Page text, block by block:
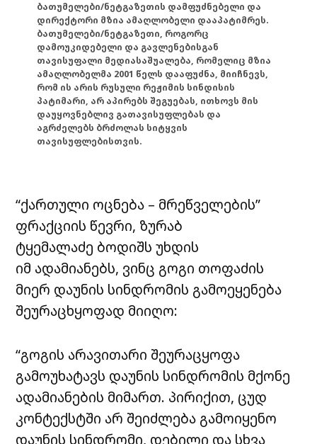
ბათუმელები/ნეტგაზეთის დამფუძნებელი და
დირექტორი მზია ამაღლობელი დააპატიმრეს.
ბათუმელები/ნეტგაზეთი, როგორც
დამოუკიდებელი და გავლენებისგან
თავისუფალი მედიასაშუალება, რომელიც მზია
ამაღლობელმა 2001 წელს დააფუძნა, მიიჩნევს,
რომ ის არის რუსული რეჟიმის სინდისის
პატიმარი, არ აპირებს შეგუებას, ითხოვს მის
დაუყოვნებლივ გათავისუფლებას და
აგრძელებს ბრძოლას სიტყვის
თავისუფლებისთვის.
“ქართული ოცნება – მრეწველების”
ფრაქციის წევრი, ზურაბ
ტყემალაძე ბოდიშს უხდის
იმ ადამიანებს, ვინც გოგი თოფაძის
მიერ დაუნის სინდრომის გამოეყენება
შეურაცხყოფად მიიღო:
“გოგის არავითარი შეურაცყოფა
გამოუხატავს დაუნის სინდრომის მქონე
ადამიანების მიმართ. პირიქით, ცუდ
კონტექსტში არ შეიძლება გამოიყენო
დაუნის სინდრომი, დებილი და სხვა